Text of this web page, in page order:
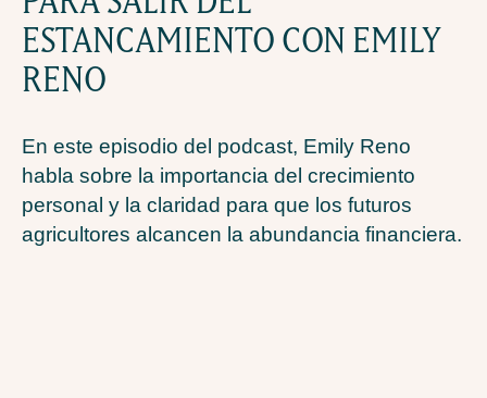
ESTANCAMIENTO CON EMILY
RENO
En este episodio del podcast, Emily Reno
habla sobre la importancia del crecimiento
personal y la claridad para que los futuros
agricultores alcancen la abundancia financiera.